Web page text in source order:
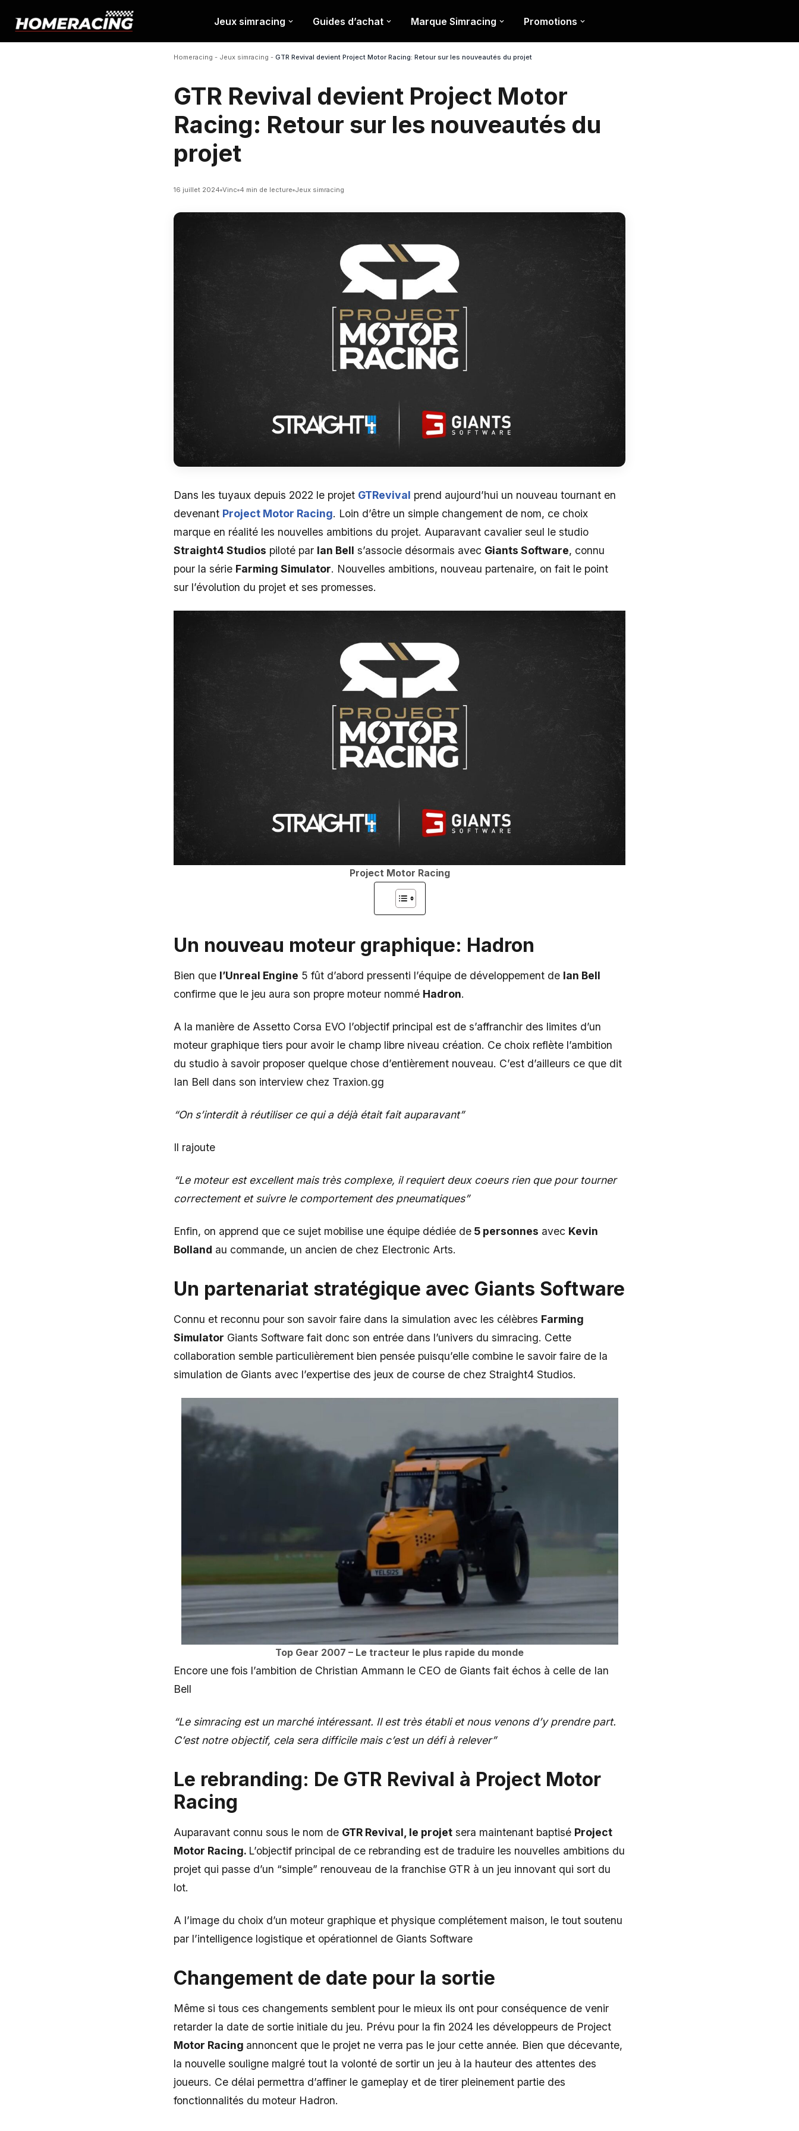
Aller
Jeux simracing Guides d’achat Marque Simracing Promotions
Homeracing - Jeux simracing - GTR Revival devient Project Motor Racing: Retour sur les nouveautés du projet
GTR Revival devient Project Motor
Racing: Retour sur les nouveautés du
projet
16 juillet 2024 Vinc 4 min de lecture Jeux simracing
Dans les tuyaux depuis 2022 le projet GTRevival prend aujourd’hui un nouveau tournant en
devenant Project Motor Racing. Loin d’être un simple changement de nom, ce choix
marque en réalité les nouvelles ambitions du projet. Auparavant cavalier seul le studio
Straight4 Studios piloté par Ian Bell s’associe désormais avec Giants Software, connu
pour la série Farming Simulator. Nouvelles ambitions, nouveau partenaire, on fait le point
sur l’évolution du projet et ses promesses.
Project Motor Racing
Un nouveau moteur graphique: Hadron
Bien que l’Unreal Engine 5 fût d’abord pressenti l’équipe de développement de Ian Bell
confirme que le jeu aura son propre moteur nommé Hadron.
A la manière de Assetto Corsa EVO l’objectif principal est de s’affranchir des limites d’un
moteur graphique tiers pour avoir le champ libre niveau création. Ce choix reflète l’ambition
du studio à savoir proposer quelque chose d’entièrement nouveau. C’est d’ailleurs ce que dit
Ian Bell dans son interview chez Traxion.gg
“On s’interdit à réutiliser ce qui a déjà était fait auparavant”
Il rajoute
“Le moteur est excellent mais très complexe, il requiert deux coeurs rien que pour tourner
correctement et suivre le comportement des pneumatiques”
Enfin, on apprend que ce sujet mobilise une équipe dédiée de 5 personnes avec Kevin
Bolland au commande, un ancien de chez Electronic Arts.
Un partenariat stratégique avec Giants Software
Connu et reconnu pour son savoir faire dans la simulation avec les célèbres Farming
Simulator Giants Software fait donc son entrée dans l’univers du simracing. Cette
collaboration semble particulièrement bien pensée puisqu’elle combine le savoir faire de la
simulation de Giants avec l’expertise des jeux de course de chez Straight4 Studios.
Top Gear 2007 – Le tracteur le plus rapide du monde
Encore une fois l’ambition de Christian Ammann le CEO de Giants fait échos à celle de Ian
Bell
“Le simracing est un marché intéressant. Il est très établi et nous venons d’y prendre part.
C’est notre objectif, cela sera difficile mais c’est un défi à relever”
Le rebranding: De GTR Revival à Project Motor
Racing
Auparavant connu sous le nom de GTR Revival, le projet sera maintenant baptisé Project
Motor Racing. L’objectif principal de ce rebranding est de traduire les nouvelles ambitions du
projet qui passe d’un “simple” renouveau de la franchise GTR à un jeu innovant qui sort du
lot.
A l’image du choix d’un moteur graphique et physique complétement maison, le tout soutenu
par l’intelligence logistique et opérationnel de Giants Software
Changement de date pour la sortie
Même si tous ces changements semblent pour le mieux ils ont pour conséquence de venir
retarder la date de sortie initiale du jeu. Prévu pour la fin 2024 les développeurs de Project
Motor Racing annoncent que le projet ne verra pas le jour cette année. Bien que décevante,
la nouvelle souligne malgré tout la volonté de sortir un jeu à la hauteur des attentes des
joueurs. Ce délai permettra d’affiner le gameplay et de tirer pleinement partie des
fonctionnalités du moteur Hadron.